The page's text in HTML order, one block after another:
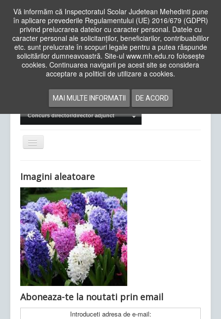
Vă informăm că Inspectoratul Scolar Judetean Mehedinti pune
în aplicare prevederile Regulamentului (UE) 2016/679 (GDPR)
privind prelucrarea datelor cu caracter personal. Datele cu
caracter personal ale solicitanților, beneficiarilor, contribuabililor
etc. sunt prelucrate în scopuri legale pentru a putea răspunde
solicitărilor dumneavoastră. Site-ul www.mh.edu.ro folosește
cookies. Continuarea navigarii pe acest site se considera
acceptare a politicii de utilizare a cookies.
MAI MULTE INFORMATII DE ACORD
Cauta
in
siteAcasa Cadre Didactice
Examene Naționale
Concurs director/director adjunct
Comută
navigarea
Ultimele articole: Vi, 04.11.2022 -
Județean Mehedinți
Imagini aleatoare
Aboneaza-te la noutati prin email
Introduceti adresa de e-mail: